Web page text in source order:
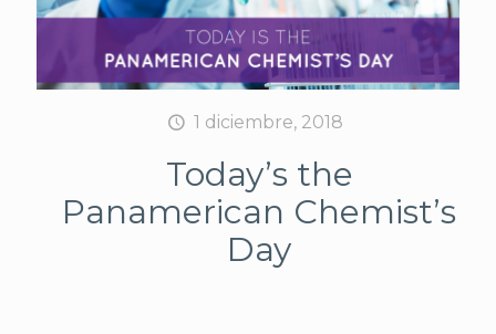
1 diciembre, 2018
Today’s the
Panamerican Chemist’s
Day